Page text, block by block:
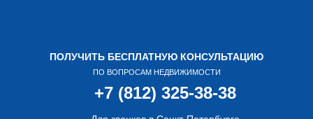
ПОЛУЧИТЬ БЕСПЛАТНУЮ КОНСУЛЬТАЦИЮ
ПО ВОПРОСАМ НЕДВИЖИМОСТИ
+7 (812) 325-38-38